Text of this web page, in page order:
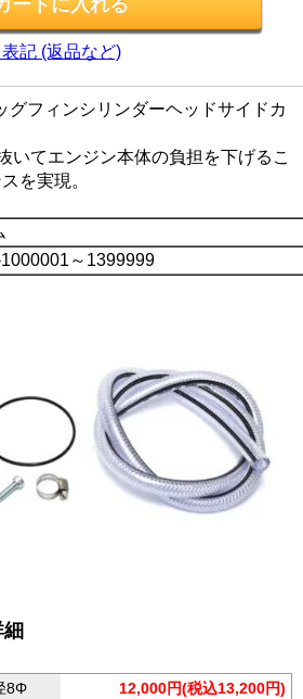
記 (返品など)
グフィンシリンダーヘッドサイドカ
いてエンジン本体の負担を下げるこ
を実現。
～1399999
8Φ
12,000円(税込13,200円)